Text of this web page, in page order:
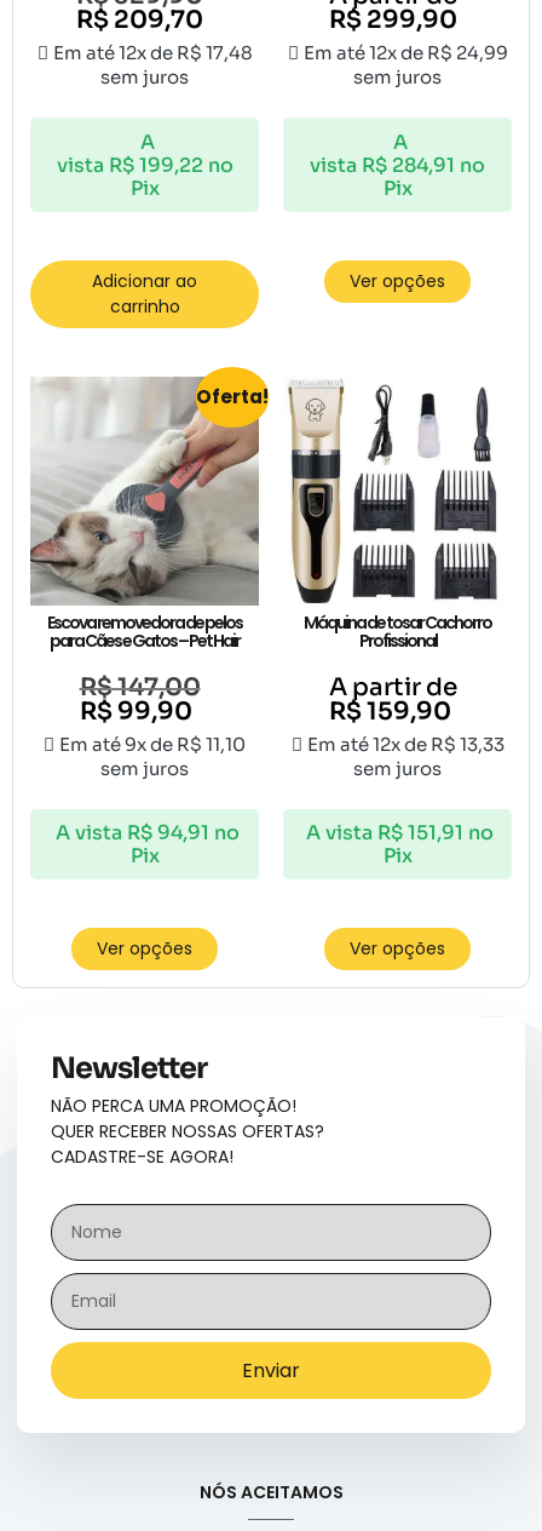
R$ 209,70
Em até 12x de R$ 17,48
sem juros
A
vista R$199,22 no
Pix
Adicionar ao
carrinho
R$299,90
Em até 12x de R$ 24,99
sem juros
A
vista R$ 284,91 no
Pix
Ver opções
Oferta!
Escova removedora de pelos
para Cães e Gatos – Pet Hair
R$147,00
R$99,90
Em até 9x de R$ 11,10
sem juros
A vista R$94,91 no
Pix
Ver opções
Máquina de tosar Cachorro
Profissional
A partir de
R$159,90
Em até 12x de R$ 13,33
sem juros
A vista R$151,91 no
Pix
Ver opções
Newsletter
NÃO PERCA UMA PROMOÇÃO!
QUER RECEBER NOSSAS OFERTAS?
CADASTRE-SE AGORA!
Enviar
NÓS ACEITAMOS